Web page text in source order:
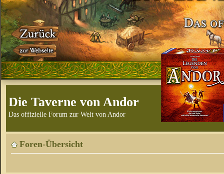
Die Taverne von Andor
Das offizielle Forum zur Welt von Andor
Foren-Übersicht